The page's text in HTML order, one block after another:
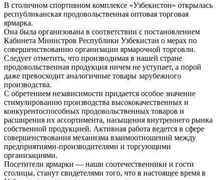
В столичном спортивном комплексе «Узбекистон» открылась
республиканская продовольственная оптовая торговая
ярмарка.
Она была организована в соответствии с постановлением
Кабинета Министров Республики Узбекистан о мерах по
совершенствованию организации ярмарочной торговли.
Следует отметить, что производимая в нашей стране
продовольственная продукция ничем не уступает, а порой
даже превосходит аналогичные товары зарубежного
производства.
С обретением независимости придается особое значение
стимулированию производства высококачественных и
конкурентоспособных продовольственных товаров и
расширения их ассортимента, насыщения внутреннего рынка
собственной продукцией. Активная работа ведется в сфере
совершенствования механизма взаимоотношений между
предприятиями-производителями и торгующими
организациями.
Посетители ярмарки — наши соотечественники и гости
столицы, станут свидетелями того, что в настоящее время в